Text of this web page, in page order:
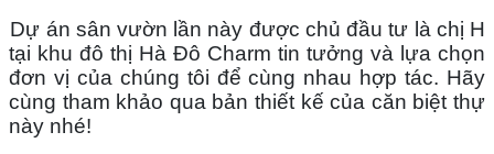
Dự án sân vườn lần này được chủ đầu tư là chị H
tại khu đô thị Hà Đô Charm tin tưởng và lựa chọn
đơn vị của chúng tôi để cùng nhau hợp tác. Hãy
cùng tham khảo qua bản thiết kế của căn biệt thự
này nhé!